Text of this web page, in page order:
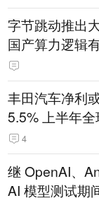
字节跳动推出
国产算力逻辑
丰田汽车净利
5.5% 上半年
14.3万辆
4
继 OpenAI、
AI 模型测试期